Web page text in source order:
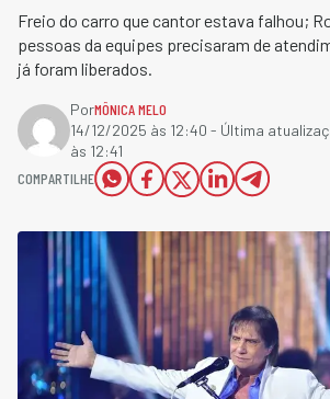
Freio do carro que cantor estava falhou;
pessoas da equipes precisaram de
já foram liberados.
PorMÔNICA MELO
14/12/2025 às 12:40 - Última
às 12:41
COMPARTILHE